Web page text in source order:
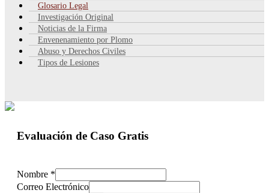
Glosario Legal
Investigación Original
Noticias de la Firma
Envenenamiento por Plomo
Abuso y Derechos Civiles
Tipos de Lesiones
Evaluación de Caso Gratis
Nombre *
Correo Electrónico